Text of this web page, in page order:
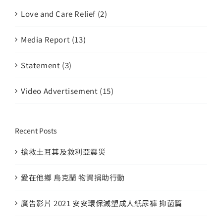
Love and Care Relief (2)
Media Report (13)
Statement (3)
Video Advertisement (15)
Recent Posts
搶救土耳其及敘利亞震災
愛在他鄉 烏克蘭 物資捐助行動
廣告影片 2021 安安環保減塑成人紙尿褲 抑菌篇